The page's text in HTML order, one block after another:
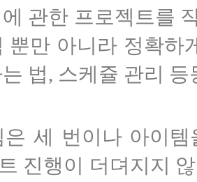
관한 프로젝트를
뿐만 아니라 정확하
법, 스케쥴 관리
은 세 번이나 아이
진행이 더뎌지지